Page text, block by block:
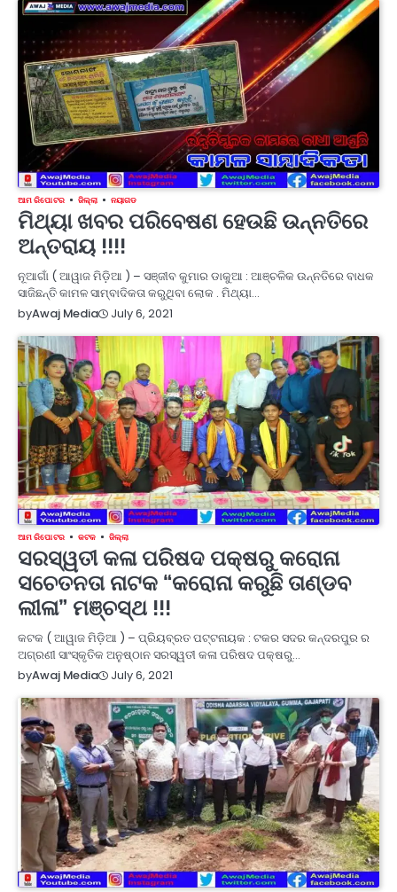
ଆମ ରିପୋଟର ଜିଲ୍ଲା ନୟାଗଡ
ମିଥ୍ୟା ଖବର ପରିବେଷଣ ହେଉଛି ଉନ୍ନତିରେ
ଅନ୍ତରାୟ !!!!
ନୂଆଗାଁ ( ଆୱାଜ ମିଡ଼ିଆ ) – ସଞ୍ଜୀବ କୁମାର ଡାକୁଆ : ଆଞ୍ଚଳିକ ଉନ୍ନତିରେ ବାଧକ
ସାଜିଛନ୍ତି କାମଳ ସାମ୍ବାଦିକତା କରୁଥିବା ଲୋକ . ମିଥ୍ୟା…
byAwaj Media July 6, 2021
ଆମ ରିପୋଟର କଟକ ଜିଲ୍ଲା
ସରସ୍ୱତୀ କଳା ପରିଷଦ ପକ୍ଷରୁ କରୋନା
ସଚେତନତା ନାଟକ “କରୋନା କରୁଛି ତାଣ୍ଡବ
ଲୀଳା” ମଞ୍ଚସ୍ଥ !!!
କଟକ ( ଆୱାଜ ମିଡ଼ିଆ ) – ପ୍ରିୟବ୍ରତ ପଟ୍ଟନାୟକ : ଟକର ସଦର କନ୍ଦରପୁର ର
ଅଗ୍ରଣୀ ସାଂସ୍କୃତିକ ଅନୁଷ୍ଠାନ ସରସ୍ୱତୀ କଳା ପରିଷଦ ପକ୍ଷରୁ…
byAwaj Media July 6, 2021